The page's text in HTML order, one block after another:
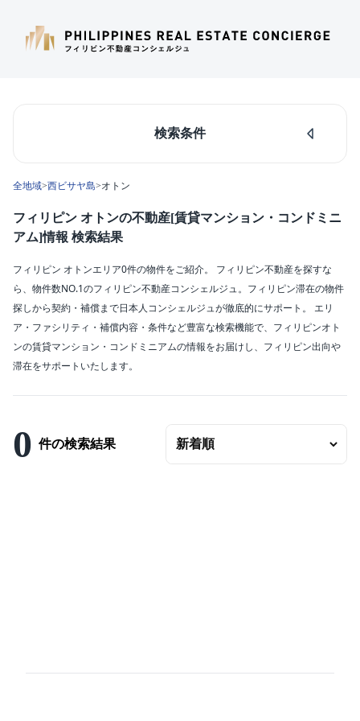
検索条件
マカティ
タギッグ
ケソンシティ
ダパオ
セブシティ
カラバルソン
エリア
オトン(0)
エリアの変更
賃料
ベッドルーム数
全地域>西ビサヤ島>オトン
フィリピン オトンの不動産[賃貸マンション・コンドミニ
アム]情報 検索結果
フィリピン オトンエリア0件の物件をご紹介。 フィリピン不動産を探すな
ら、物件数NO.1のフィリピン不動産コンシェルジュ。フィリピン滞在の物件
探しから契約・補償まで日本人コンシェルジュが徹底的にサポート。 エリ
ア・ファシリティ・補償内容・条件など豊富な検索機能で、フィリピンオト
ンの賃貸マンション・コンドミニアムの情報をお届けし、フィリピン出向や
滞在をサポートいたします。
0 件の検索結果